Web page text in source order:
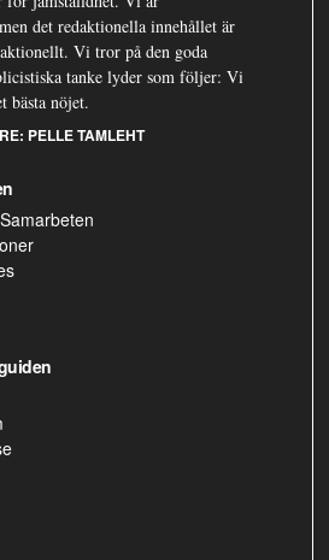
det redaktionella innehållet är
Vi tror på den goda
tanke lyder som följer: Vi
nöjet.
PELLE TAMLEHT